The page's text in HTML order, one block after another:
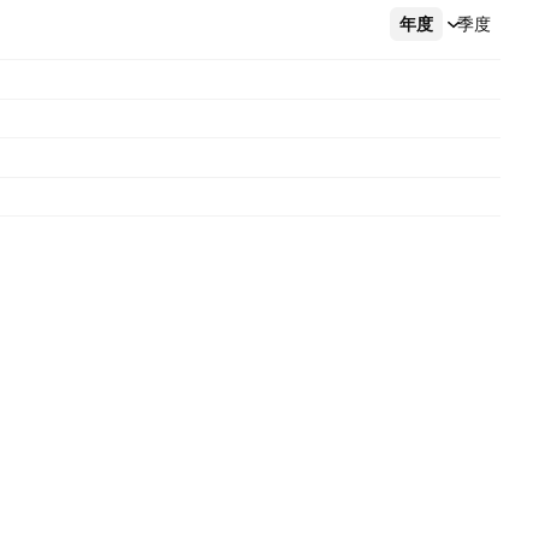
年度 季度
更多